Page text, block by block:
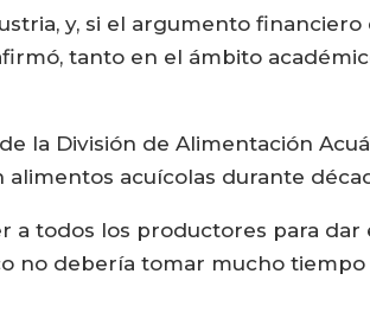
y, si el argumento financiero
tanto en el ámbito
la División de Alimentación
acuícolas durante
a todos los productores para dar
no debería tomar mucho